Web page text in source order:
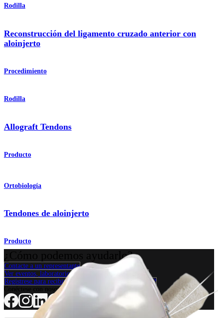
Rodilla
Reconstrucción del ligamento cruzado anterior con
aloinjerto
Procedimiento
Rodilla
Allograft Tendons
Producto
Ortobiología
Tendones de aloinjerto
Producto
¿Cómo podemos ayudarlo?
Contacte a un representante
Ver eventos, laboratorios y oportunidades educativas
Regístrese para recibir: ¿Qué hay de nuevo en Arthrex?
Conéctese con nosotros